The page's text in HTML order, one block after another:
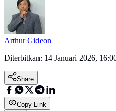
Arthur Gideon
Diterbitkan: 14 Januari 2026,
Share
Copy Link